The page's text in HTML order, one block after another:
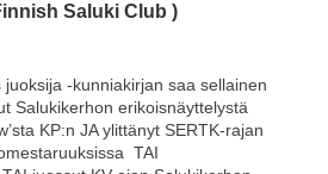
Saluki Club )
juoksija -kunniakirjan saa sellainen
Salukikerhon erikoisnäyttelystä
KP:n JA ylittänyt SERTK-rajan
TAI